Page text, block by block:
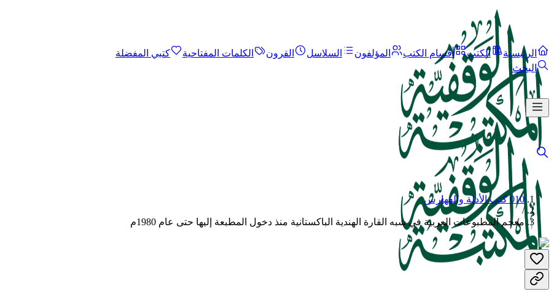
الرئيسية الكتب أقسام الكتب المؤلفون السلاسل القرون الكلمات المفتاحية
كتبي المفضلة
البحث
010 كتب الأدلة والفهارس
/
معجم المطبوعات العربية في شبه القارة الهندية الباكستانية منذ دخول المطبعة إليها حتى عام 1980م